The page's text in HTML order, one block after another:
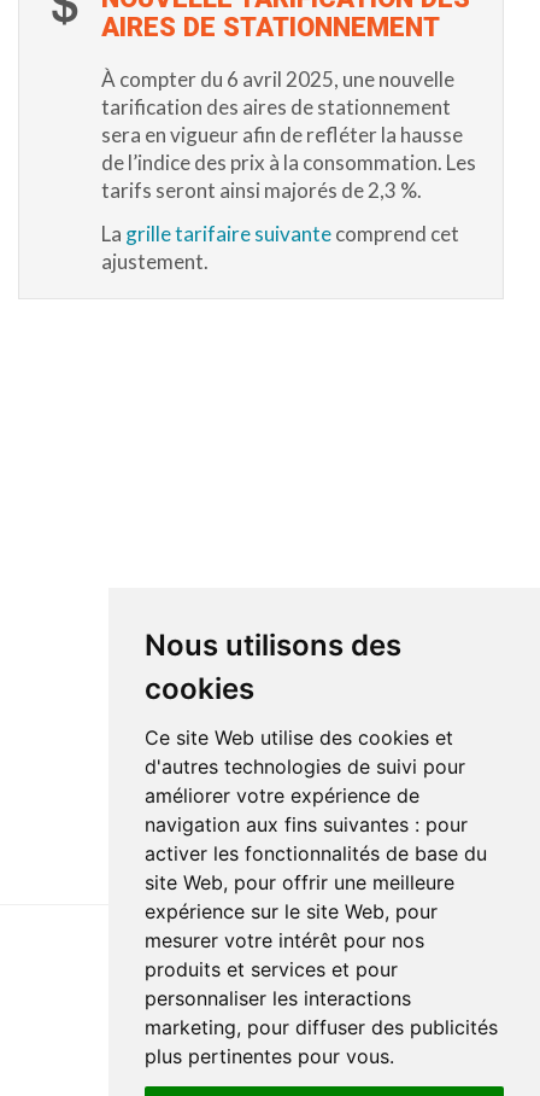
Nous utilisons des
cookies
Ce site Web utilise des cookies et
d'autres technologies de suivi pour
améliorer votre expérience de
navigation aux fins suivantes : pour
activer les fonctionnalités de base du
site Web, pour offrir une meilleure
expérience sur le site Web, pour
mesurer votre intérêt pour nos
produits et services et pour
personnaliser les interactions
marketing, pour diffuser des publicités
plus pertinentes pour vous.
AIRES DE STATIONNEMENT
À compter du 6 avril 2025, une nouvelle
tarification des aires de stationnement
sera en vigueur afin de refléter la hausse
de l’indice des prix à la consommation. Les
tarifs seront ainsi majorés de 2,3 %.
La grille tarifaire suivantecomprend cet
ajustement.
Dernière mise à jour : 2 avril 2025
Accessibilité
Documentation
Réalisation du site